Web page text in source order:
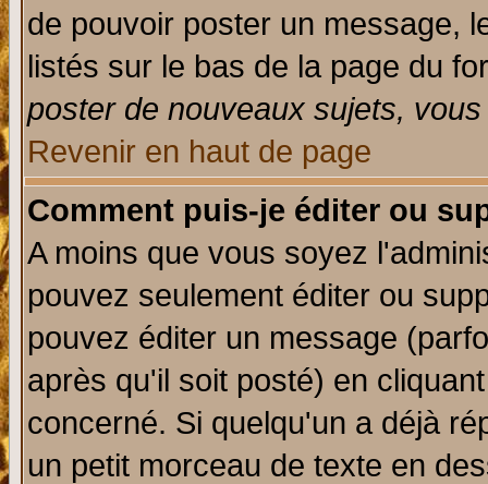
de pouvoir poster un message,
listés sur le bas de la page du
poster de nouveaux sujets,
Revenir en haut de page
Comment puis-je éditer ou
A moins que vous soyez
pouvez seulement éditer ou
pouvez éditer un message
après qu'il soit posté) en
concerné. Si quelqu'un a déjà
un petit morceau de texte en